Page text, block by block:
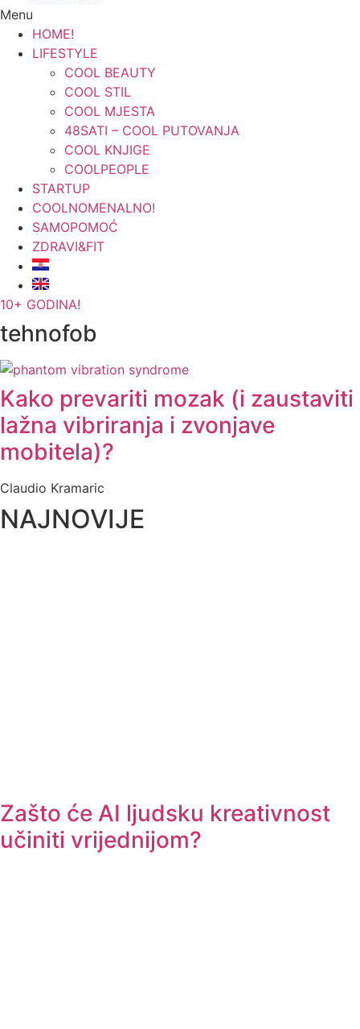
Menu
HOME!
LIFESTYLE
COOL BEAUTY
COOL STIL
COOL MJESTA
48SATI – COOL PUTOVANJA
COOL KNJIGE
COOLPEOPLE
STARTUP
COOLNOMENALNO!
SAMOPOMOĆ
ZDRAVI&FIT
10+ GODINA!
tehnofob
Kako prevariti mozak (i zaustaviti
lažna vibriranja i zvonjave
mobitela)?
Claudio Kramaric
NAJNOVIJE
Zašto će AI ljudsku kreativnost
učiniti vrijednijom?